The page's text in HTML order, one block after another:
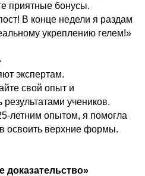
приятные бонусы.
В конце недели я раздам
укреплению гелем!»
экспертам.
свой опыт и
учеников.
летним опытом, я помогла
освоить верхние формы.
доказательство»